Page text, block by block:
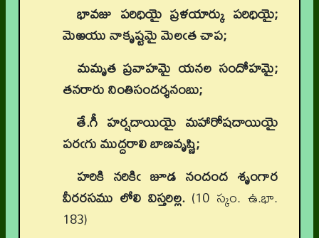
భావజు పరిధియై ప్రళయార్కు పరిధియై;
మెఱయు నాకృష్టమై మెలఁత చాప;
మమృత ప్రవాహమై యనల సందోహమై;
తనరారు నింతిసందర్శనంబు;
తే.గీ హర్షదాయియై మహారోషదాయియై
పరఁగు ముద్దరాలి బాణవృష్ణి;
హరికి నరికిఁ జూడ నందంద శృంగార
వీరరసము లోలి విస్తరిల్ల.(10 స్కం. ఉ.భా.
183)